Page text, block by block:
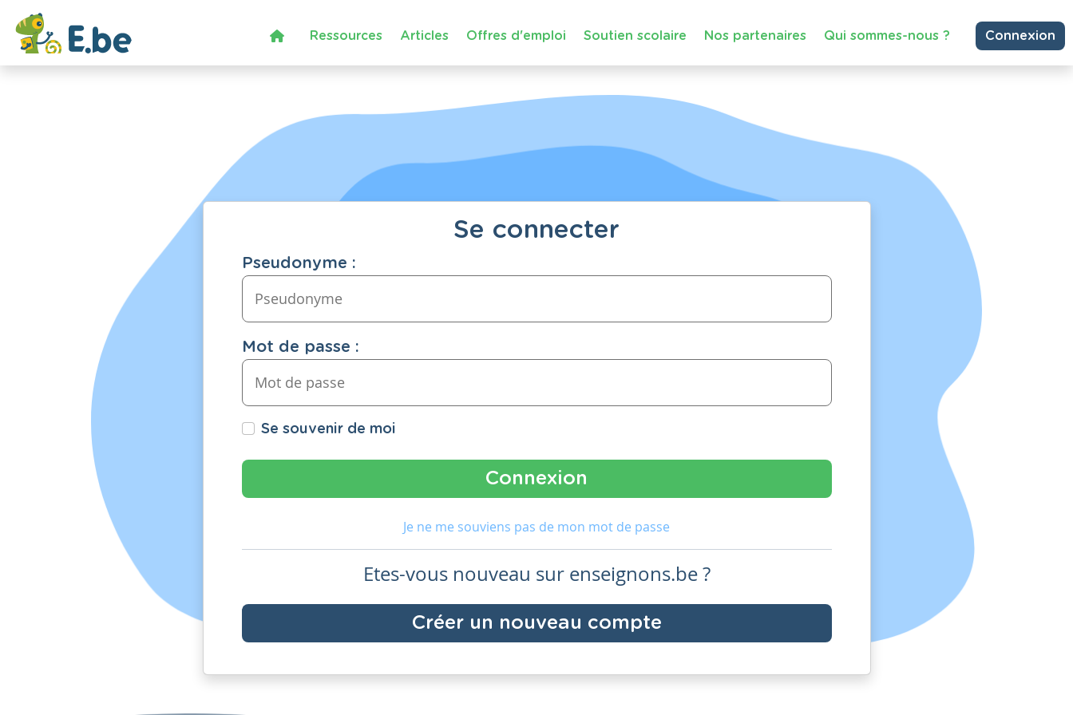
Ressources Articles Offres d'emploi Soutien scolaire Nos partenaires Qui sommes-nous ? Connexion
Se connecter
Pseudonyme :
Mot de passe :
Se souvenir de moi
Je ne me souviens pas de mon mot de passe
Etes-vous nouveau sur enseignons.be ?
Créer un nouveau compte